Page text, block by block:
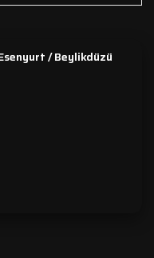
/ Beylikdüzü